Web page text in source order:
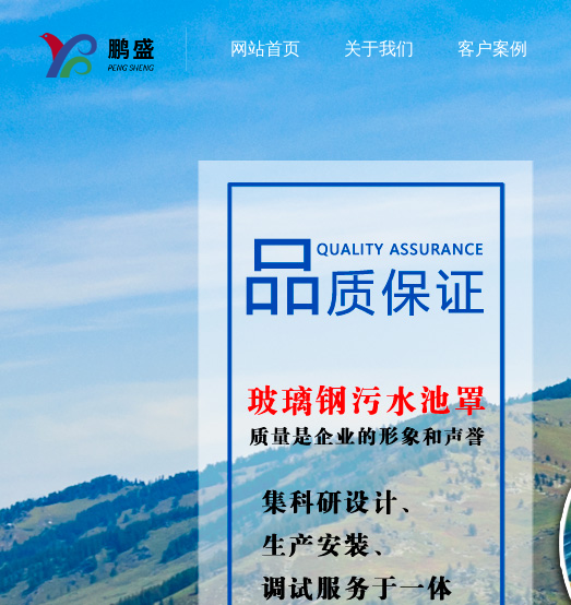
网站首页 关于我们 客户案例